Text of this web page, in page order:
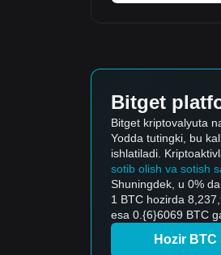
Bitget
Bitget kriptovalyuta
Yodda tutingki, bu
ishlatiladi.
sotib olish va sotish
Shuningdek, u 0%
1 BTC hozirda
esa 0.{6}6069 BTC
Hozir